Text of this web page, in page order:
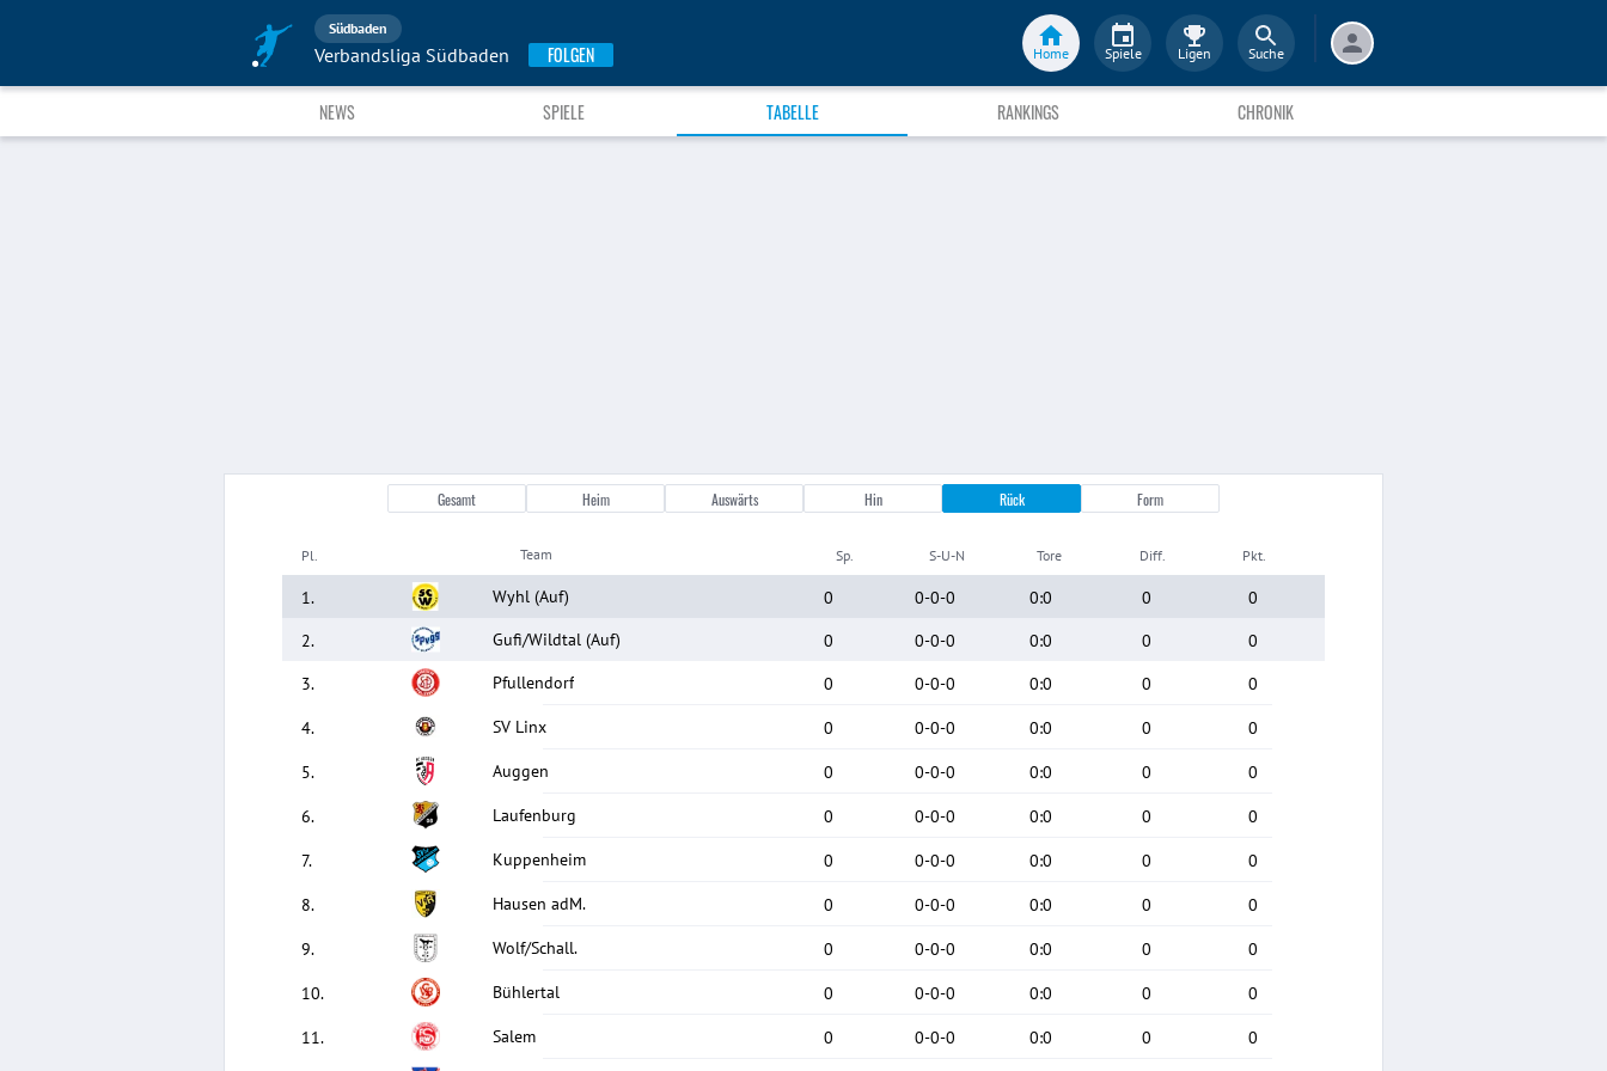
Südbaden
Verbandsliga Südbaden FOLGEN Home Spiele Ligen Suche
NEWS SPIELE TABELLE RANKINGS CHRONIK
Gesamt Heim Auswärts Hin Rück Form
Pl. Team Sp. S-U-N Tore Diff. Pkt.
1. Wyhl(Auf) 0 0-0-0 0:0 0
0
2. Gufi/Wildtal(Auf) 0 0-0-0 0:0 0
0
3. Pfullendorf 0 0-0-0 0:0 0 0
4. SV Linx 0 0-0-0 0:0 0 0
5. Auggen 0 0-0-0 0:0 0 0
6. Laufenburg 0 0-0-0 0:0 0 0
7. Kuppenheim 0 0-0-0 0:0 0 0
8. Hausen adM. 0 0-0-0 0:0 0 0
9. Wolf/Schall. 0 0-0-0 0:0 0 0
10. Bühlertal 0 0-0-0 0:0 0 0
11. Salem 0 0-0-0 0:0 0 0